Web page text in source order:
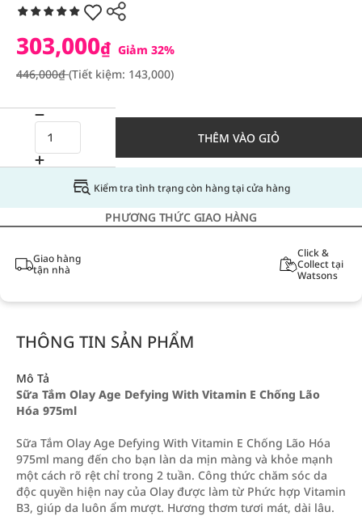
303,000₫ Giảm 32%
446,000₫(Tiết kiệm: 143,000)
THÊM VÀO GIỎ
Kiểm tra tình trạng còn hàng tại cửa hàng
PHƯƠNG THỨC GIAO HÀNG
Giao hàng
tận nhà
Click &
Collect tại
Watsons
THÔNG TIN SẢN PHẨM
Mô Tả
Sữa Tắm Olay Age Defying With Vitamin E Chống Lão
Hóa 975ml
Sữa Tắm Olay Age Defying With Vitamin E Chống Lão Hóa
975ml mang đến cho bạn làn da mịn màng và khỏe mạnh
một cách rõ rệt chỉ trong 2 tuần. Công thức chăm sóc da
độc quyền hiện nay của Olay được làm từ Phức hợp Vitamin
B3, giúp da luôn ẩm mượt. Hương thơm tươi mát, dài lâu.